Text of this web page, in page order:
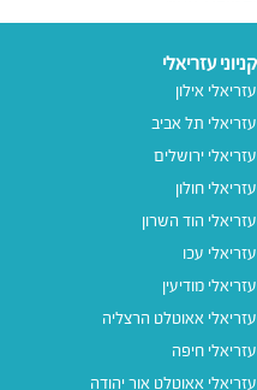
קניוני עזריאלי
עזריאלי אילון
עזריאלי תל אביב
עזריאלי ירושלים
עזריאלי חולון
עזריאלי הוד השרון
עזריאלי עכו
עזריאלי מודיעין
עזריאלי אאוטלט הרצליה
עזריאלי חיפה
עזריאלי אאוטלט אור יהודה